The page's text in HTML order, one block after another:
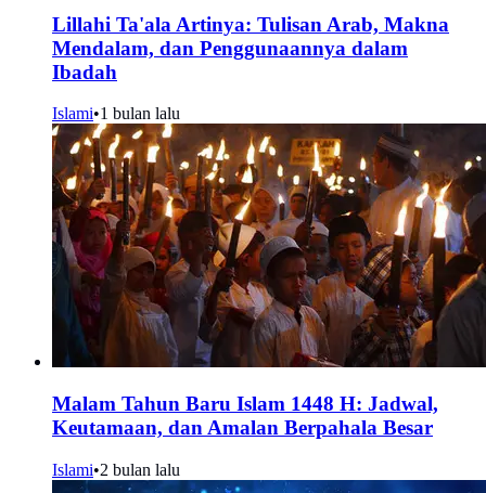
Lillahi Ta'ala Artinya: Tulisan Arab, Makna
Mendalam, dan Penggunaannya dalam
Ibadah
Islami•1 bulan lalu
Malam Tahun Baru Islam 1448 H: Jadwal,
Keutamaan, dan Amalan Berpahala Besar
Islami•2 bulan lalu